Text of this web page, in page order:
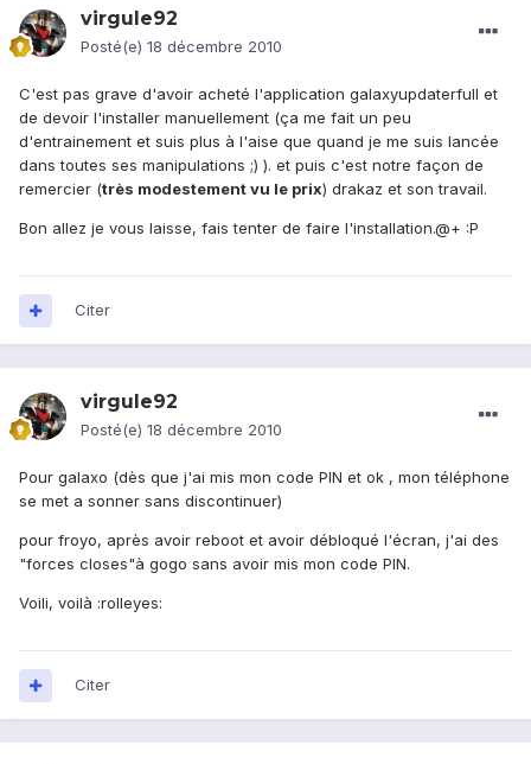
virgule92
Posté(e) 18 décembre 2010
C'est pas grave d'avoir acheté l'application galaxyupdaterfull et
de devoir l'installer manuellement (ça me fait un peu
d'entrainement et suis plus à l'aise que quand je me suis lancée
dans toutes ses manipulations ;) ). et puis c'est notre façon de
remercier (très modestement vu le prix) drakaz et son travail.
Bon allez je vous laisse, fais tenter de faire l'installation.@+ :P
Citer
virgule92
Posté(e) 18 décembre 2010
Pour galaxo (dès que j'ai mis mon code PIN et ok , mon téléphone
se met a sonner sans discontinuer)
pour froyo, après avoir reboot et avoir débloqué l'écran, j'ai des
"forces closes"à gogo sans avoir mis mon code PIN.
Voili, voilà :rolleyes:
Citer